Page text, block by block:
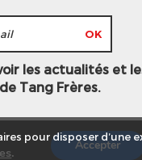
les actualités et
Tang Frères.
légales
pour disposer d’une
. Accepter